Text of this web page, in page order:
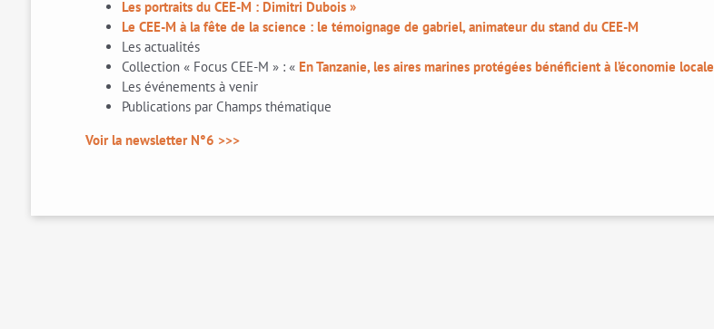
Les portraits du CEE-M : Dimitri Dubois »
Le CEE-M à la fête de la science : le témoignage de gabriel, animateur du stand du CEE-M
Les actualités
Collection « Focus CEE-M » : « En Tanzanie, les aires marines protégées bénéficient à l’économie locale
Les événements à venir
Publications par Champs thématique
Voir la newsletter N°6 >>>